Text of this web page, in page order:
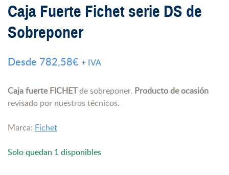
Caja Fuerte Fichet serie DS de
Sobreponer
Desde 782,58€ + IVA
Caja fuerte FICHETde sobreponer. Producto de ocasión
revisado por nuestros técnicos.
Marca: Fichet
Solo quedan 1 disponibles